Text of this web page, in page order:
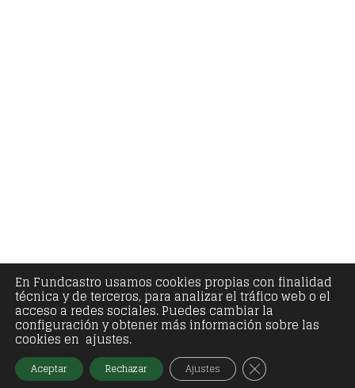
En Fundcastro usamos cookies propias con finalidad
técnica y de terceros, para analizar el tráfico web o el
acceso a redes sociales. Puedes cambiar la
configuración y obtener más información sobre las
cookies en ajustes.
Aceptar Rechazar Ajustes Cerrar el banner